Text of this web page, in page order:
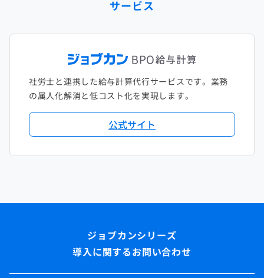
サービス
社労士と連携した給与計算代行サービスです。業務
の属人化解消と低コスト化を実現します。
公式サイト
導入に関するお問い合わせ